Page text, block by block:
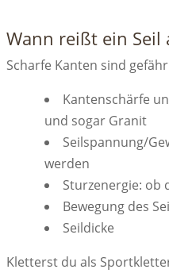
Wann reißt ein Seil
Scharfe Kanten sind
Kantenschärfe
und sogar Granit
Seilspannung/
werden
Sturzenergie: ob
Bewegung des
Seildicke
Kletterst du als